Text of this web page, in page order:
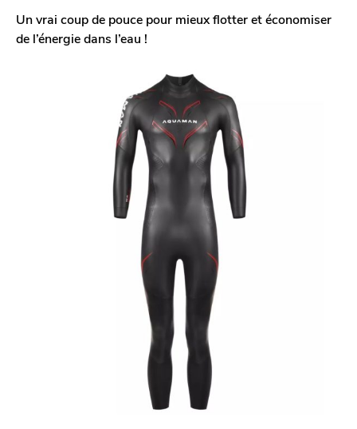
Un vrai coup de pouce pour mieux flotter et économiser
de l’énergie dans l’eau !